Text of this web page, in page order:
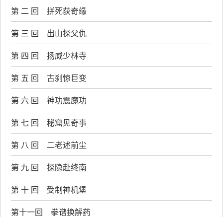
第 二 回 拼死获奇缘
第 三 回 出山探父仇
第 四 回 扬威少林寺
第 五 回 古刹惊巨变
第 六 回 神功震魔功
第 七 回 秘窟见奇事
第 八 回 二老述前尘
第 九 回 探隐赴终南
第 十 回 受制神机堡
第十一回 拳谱换解药